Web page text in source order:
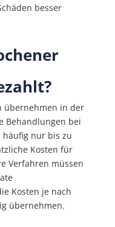
besser
übernehmen in der
Behandlungen bei
häufig nur bis zu
Kosten für
Verfahren müssen
Kosten je nach
übernehmen.